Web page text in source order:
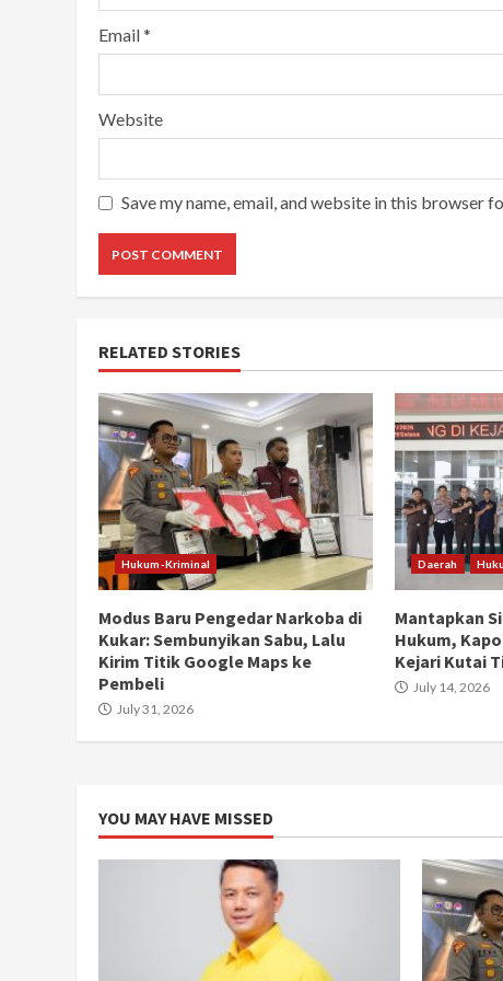
Email*
Website
Save my name, email, and website in this browser
RELATED STORIES
Hukum-Kriminal
Modus Baru Pengedar Narkoba di
Kukar: Sembunyikan Sabu, Lalu
Kirim Titik Google Maps ke
Pembeli
July 31, 2026
Daerah
Mantapkan
Hukum,
Kejari Kutai
July 14, 2026
YOU MAY HAVE MISSED